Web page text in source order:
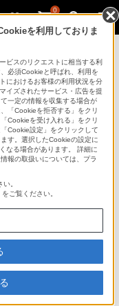
0
/DVDレコーダー BDZ-AX2700T
能
次へ
のままディスク
を利用しておりま
ビスのリクエストに相当する利
必須Cookieと呼ばれ、利用を
におけるお客様の利用状況を分
イズされたサービス・広告を提
一定の情報を収集する場合が
「Cookieを拒否する」をクリ
Cookieを受け入れる」をクリ
Cookie設定」をクリックして
す。選択したCookieの設定に
なる場合があります。 詳細に
報の取扱いについては、プラ
。
をご覧ください。